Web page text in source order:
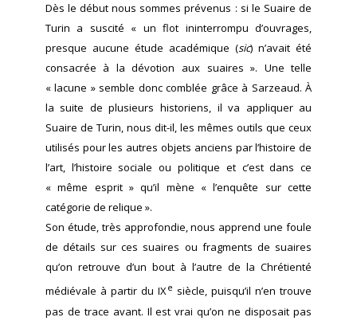
Dès le début nous sommes prévenus : si le Suaire de
Turin a suscité « un flot ininterrompu d’ouvrages,
presque aucune étude académique (sic) n’avait été
consacrée à la dévotion aux suaires ». Une telle
« lacune » semble donc comblée grâce à Sarzeaud. À
la suite de plusieurs historiens, il va appliquer au
Suaire de Turin, nous dit-il, les mêmes outils que ceux
utilisés pour les autres objets anciens par l’histoire de
l’art, l’histoire sociale ou politique et c’est dans ce
« même esprit » qu’il mène « l’enquête sur cette
catégorie de relique ».
Son étude, très approfondie, nous apprend une foule
de détails sur ces suaires ou fragments de suaires
qu’on retrouve d’un bout à l’autre de la Chrétienté
médiévale à partir du IXe siècle, puisqu’il n’en trouve
pas de trace avant. Il est vrai qu’on ne disposait pas